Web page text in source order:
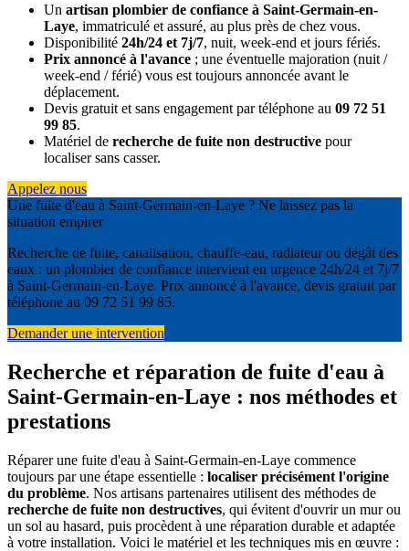
Un artisan plombier de confiance à Saint-Germain-en-
Laye, immatriculé et assuré, au plus près de chez vous.
Disponibilité 24h/24 et 7j/7, nuit, week-end et jours fériés.
Prix annoncé à l'avance ; une éventuelle majoration (nuit /
week-end / férié) vous est toujours annoncée avant le
déplacement.
Devis gratuit et sans engagement par téléphone au 09 72 51
99 85.
Matériel de recherche de fuite non destructive pour
localiser sans casser.
Appelez nous
Une fuite d'eau à Saint-Germain-en-Laye ? Ne laissez pas la
situation empirer
Recherche de fuite, canalisation, chauffe-eau, radiateur ou dégât des
eaux : un plombier de confiance intervient en urgence 24h/24 et 7j/7
à Saint-Germain-en-Laye. Prix annoncé à l'avance, devis gratuit par
téléphone au 09 72 51 99 85.
Demander une intervention
Recherche et réparation de fuite d'eau à
Saint-Germain-en-Laye : nos méthodes et
prestations
Réparer une fuite d'eau à Saint-Germain-en-Laye commence
toujours par une étape essentielle : localiser précisément l'origine
du problème. Nos artisans partenaires utilisent des méthodes de
recherche de fuite non destructives, qui évitent d'ouvrir un mur ou
un sol au hasard, puis procèdent à une réparation durable et adaptée
à votre installation. Voici le matériel et les techniques mis en œuvre :